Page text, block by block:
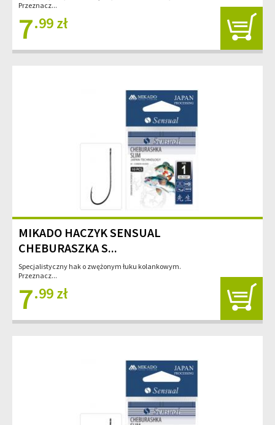
Przeznacz...
7.99 zł
MIKADO HACZYK SENSUAL
CHEBURASZKA S...
Specjalistyczny hak o zwężonym łuku kolankowym.
Przeznacz...
7.99 zł